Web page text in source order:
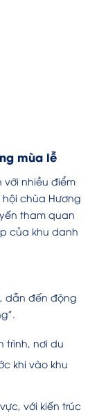
mùa lễ
với nhiều điểm
chùa Hương
tham quan
của khu danh
dẫn đến động
trình, nơi du
khi vào khu
với kiến trúc